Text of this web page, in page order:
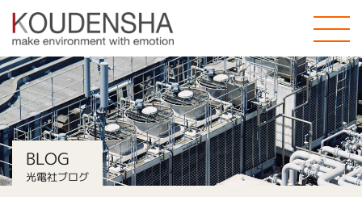
toggle
BLOG
光電社ブログ